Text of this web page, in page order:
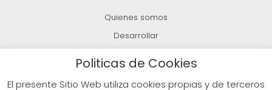
Quienes somos
Desarrollar
Politicas de Cookies
El presente Sitio Web utiliza cookies propias y de terceros